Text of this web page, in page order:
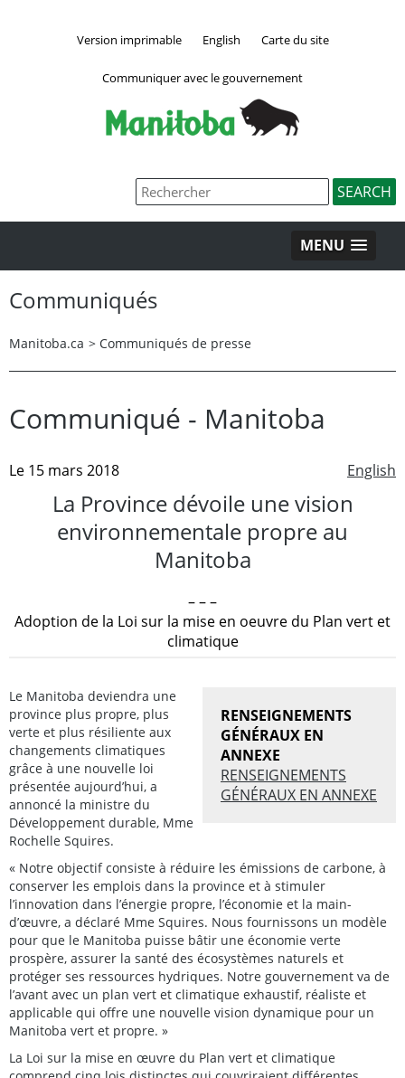
Version imprimable English Carte du site
Communiquer avec le gouvernement
MENU
Communiqués
Manitoba.ca > Communiqués de presse
Communiqué - Manitoba
English
Le 15 mars 2018
La Province dévoile une vision
environnementale propre au
Manitoba
– – –
Adoption de la Loi sur la mise en oeuvre du Plan vert et
climatique
RENSEIGNEMENTS
GÉNÉRAUX EN
ANNEXE
RENSEIGNEMENTS
GÉNÉRAUX EN ANNEXE
Le Manitoba deviendra une
province plus propre, plus
verte et plus résiliente aux
changements climatiques
grâce à une nouvelle loi
présentée aujourd’hui, a
annoncé la ministre du
Développement durable, Mme
Rochelle Squires.
« Notre objectif consiste à réduire les émissions de carbone, à
conserver les emplois dans la province et à stimuler
l’innovation dans l’énergie propre, l’économie et la main-
d’œuvre, a déclaré Mme Squires. Nous fournissons un modèle
pour que le Manitoba puisse bâtir une économie verte
prospère, assurer la santé des écosystèmes naturels et
protéger ses ressources hydriques. Notre gouvernement va de
l’avant avec un plan vert et climatique exhaustif, réaliste et
applicable qui offre une nouvelle vision dynamique pour un
Manitoba vert et propre. »
La Loi sur la mise en œuvre du Plan vert et climatique